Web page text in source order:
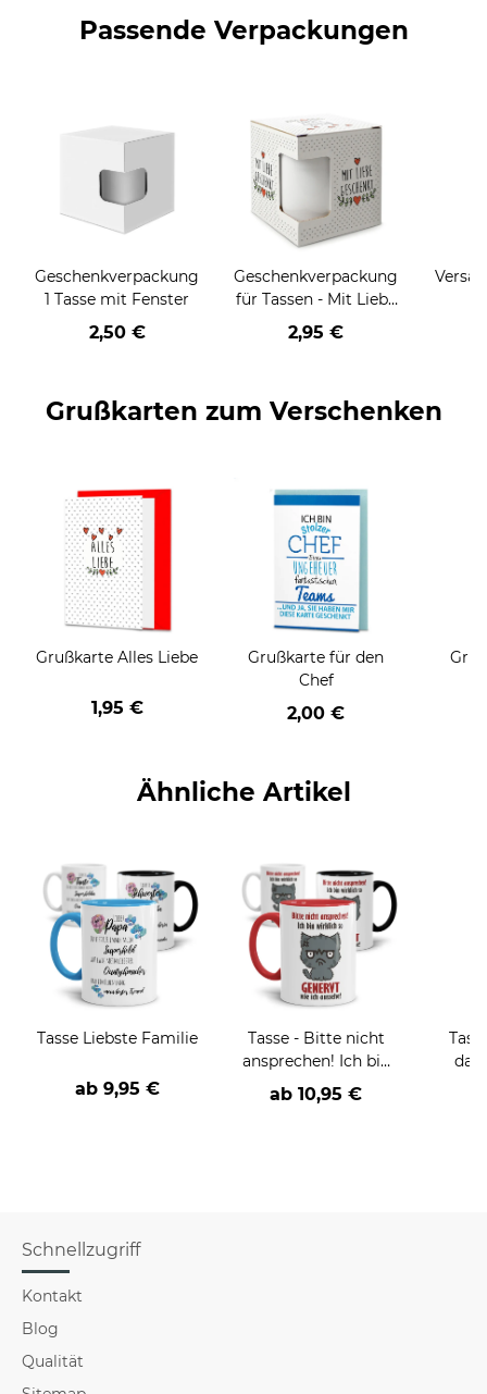
Passende Verpackungen
Geschenkverpackung
1 Tasse mit Fenster
2,50 €
Geschenkverpackung
für Tassen - Mit Liebe
geschenkt
2,95 €
Grußkarten zum Verschenken
Grußkarte Alles Liebe
1,95 €
Grußkarte für den
Chef
2,00 €
Ähnliche Artikel
Tasse Liebste Familie
ab 9,95 €
Tasse - Bitte nicht
ansprechen! Ich bin
wirklich so genervt
wie ich aussehe! -
ab 10,95 €
Schnellzugriff
Kontakt
Blog
Qualität